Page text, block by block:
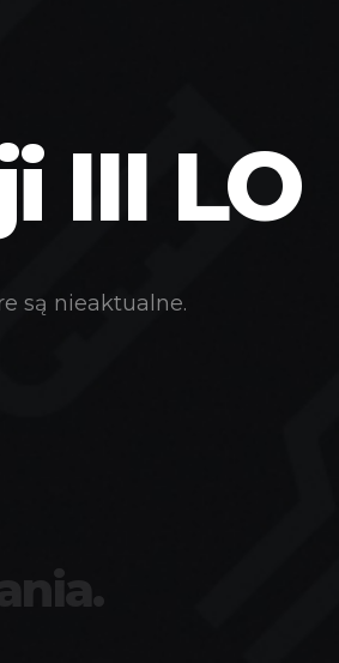
III LO
są nieaktualne.